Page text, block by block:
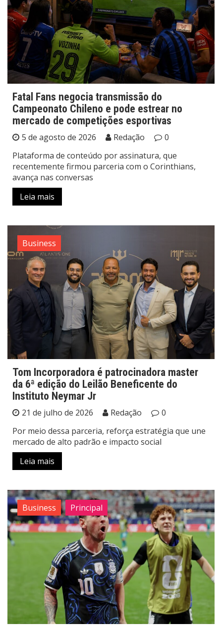
Fatal Fans negocia transmissão do
Campeonato Chileno e pode estrear no
mercado de competições esportivas
5 de agosto de 2026 Redação
0
Plataforma de conteúdo por assinatura, que
recentemente firmou parceria com o Corinthians,
avança nas conversas
Leia mais
Business
Tom Incorporadora é patrocinadora master
da 6ª edição do Leilão Beneficente do
Instituto Neymar Jr
21 de julho de 2026 Redação
0
Por meio dessa parceria, reforça estratégia que une
mercado de alto padrão e impacto social
Leia mais
Business Principal